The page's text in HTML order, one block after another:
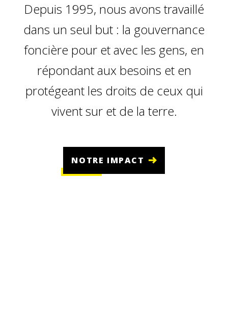
Depuis 1995, nous avons travaillé
dans un seul but : la gouvernance
foncière pour et avec les gens, en
répondant aux besoins et en
protégeant les droits de ceux qui
vivent sur et de la terre.
NOTRE IMPACT